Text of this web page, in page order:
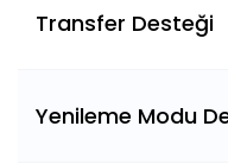
Transfer Desteği
Yenileme Modu